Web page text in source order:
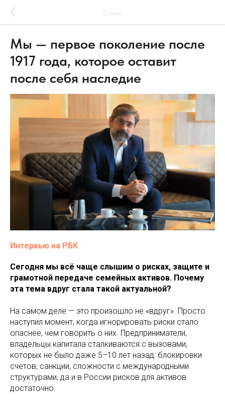
Статьи
Мы — первое поколение после
1917 года, которое оставит
после себя наследие
Интервью на РБК
Сегодня мы всё чаще слышим о рисках, защите и
грамотной передаче семейных активов. Почему
эта тема вдруг стала такой актуальной?
На самом деле — это произошло не «вдруг». Просто
наступил момент, когда игнорировать риски стало
опаснее, чем говорить о них. Предприниматели,
владельцы капитала сталкиваются с вызовами,
которых не было даже 5–10 лет назад: блокировки
счетов, санкции, сложности с международными
структурами, да и в России рисков для активов
достаточно.